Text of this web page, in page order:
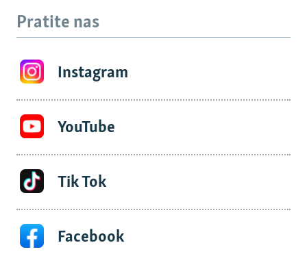
Pratite nas
Instagram
YouTube
Tik Tok
Facebook